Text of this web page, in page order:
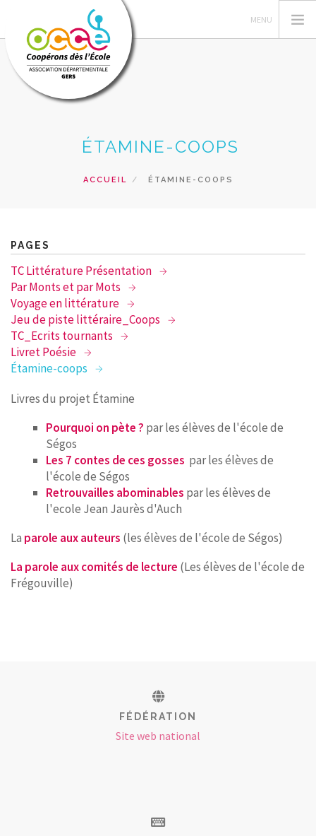
PEDAG. COOP
PRETS
ACCÈS CAD
RECHERCHER
CONTACT
ÉTAMINE-COOPS
ACCUEIL ÉTAMINE-COOPS
PAGES
TC Littérature Présentation
Par Monts et par Mots
Voyage en littérature
Jeu de piste littéraire_Coops
TC_Ecrits tournants
Livret Poésie
Étamine-coops
Livres du projet Étamine
Pourquoi on pète ? par les élèves de l'école de
Ségos
Les 7 contes de ces gosses par les élèves de
l'école de Ségos
Retrouvailles abominables par les élèves de
l'ecole Jean Jaurès d'Auch
La parole aux auteurs (les élèves de l'école de Ségos)
La parole aux comités de lecture (Les élèves de l'école de
Frégouville)
FÉDÉRATION
Site web national